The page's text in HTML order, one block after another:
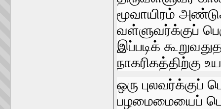
மூவாயிரம்‌
வள்ளுவர்க்குப்‌
இப்படிக்‌
நாகரிகத்திற்கு
ஒரு புலவர்க்குப்‌
பழமைமையைப்‌